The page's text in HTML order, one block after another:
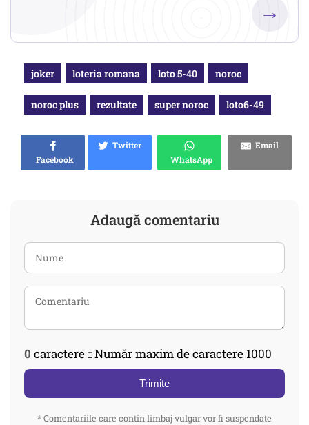
→
joker loteria romana loto 5-40 noroc
noroc plus rezultate super noroc loto6-49
Facebook
Twitter
WhatsApp
Email
Adaugă comentariu
0 caractere :: Număr maxim de caractere 1000
Trimite
* Comentariile care contin limbaj vulgar vor fi suspendate